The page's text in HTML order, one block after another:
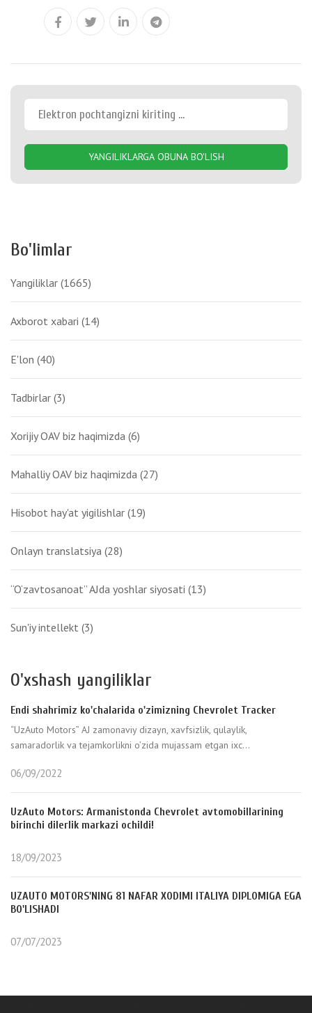
YANGILIKLARGA OBUNA BO'LISH
Bo'limlar
Yangiliklar (1665)
Axborot xabari (14)
E'lon (40)
Tadbirlar (3)
Xorijiy OAV biz haqimizda (6)
Mahalliy OAV biz haqimizda (27)
Hisobot hay'at yigilishlar (19)
Onlayn translatsiya (28)
“O‘zavtosanoat” AJda yoshlar siyosati (13)
Sun'iy intellekt (3)
O'xshash yangiliklar
Endi shahrimiz ko'chalarida o'zimizning Chevrolet Tracker
“UzAuto Motors” AJ zamonaviy dizayn, xavfsizlik, qulaylik,
samaradorlik va tejamkorlikni o’zida mujassam etgan ixc...
06/09/2022
UzAuto Motors: Armanistonda Chevrolet avtomobillarining
birinchi dilerlik markazi ochildi!
18/09/2023
UZAUTO MOTORS'NING 81 NAFAR XODIMI ITALIYA DIPLOMIGA EGA
BO'LISHADI
07/07/2023